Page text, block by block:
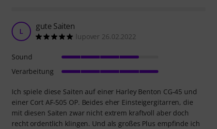
L gute Saiten
lupover 26.02.2022
Ich spiele diese Saiten auf einer Harley Benton CG-45 und
einer Cort AF-505 OP. Beides eher Einsteigergitarren, die
mit diesen Saiten zwar nicht extrem kraftvoll aber doch
recht ordentlich klingen. Und als großes Plus empfinde ich
Sound
Verarbeitung